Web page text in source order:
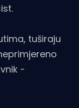
tuširaju
-